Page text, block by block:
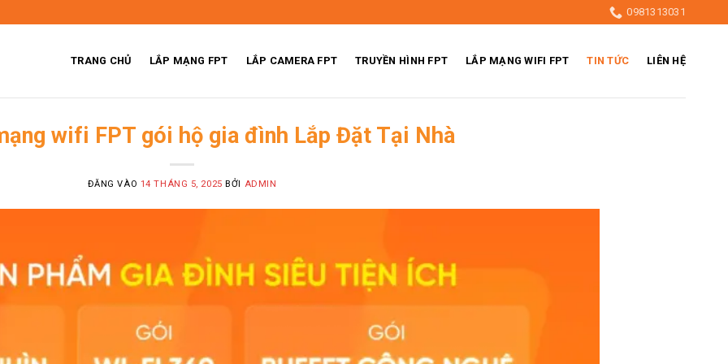
0981313031
TRANG CHỦ LẮP MẠNG FPT LẮP CAMERA FPT TRUYỀN HÌNH FPT LẮP MẠNG WIFI FPT TIN TỨC LIÊN HỆ
wifi FPT gói hộ gia đình Lắp Đặt Tại Nhà
ĐĂNG VÀO 14 THÁNG 5, 2025 BỞI ADMIN